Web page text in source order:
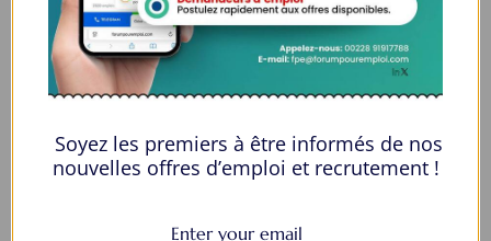
Parcourir les Candidats
Tableau de Bord
Alertes d’Emploi
Postuler en ligne : 5 erreurs courantes à éviter pour maximiser vos
8 Décisions Importantes Pour Ne Pas Vivre Avec Des Regrets
Soyez les premiers à être informés de nos
nouvelles offres d’emploi et recrutement !